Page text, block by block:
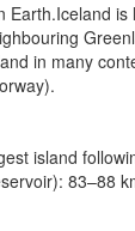
in many
island
83–88